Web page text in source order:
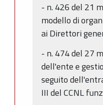
- n. 426 del 21
modello di
ai Direttori
- n. 474 del 27
dell'ente e
seguito
III del CCNL